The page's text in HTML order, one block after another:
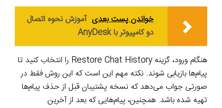
خواندن پست بعدی آموزش نحوه اتصال
دو کامپیوتر با AnyDesk
هنگام ورود، گزینه Restore Chat History را انتخاب کنید تا
پیام‌ها بازیابی شوند. نکته مهم این است که این روش فقط در
صورتی جواب می‌دهد که نسخه پشتیبان قبل از حذف پیام‌ها
تهیه شده باشد. همچنین، پیام‌هایی که بعد از آخرین